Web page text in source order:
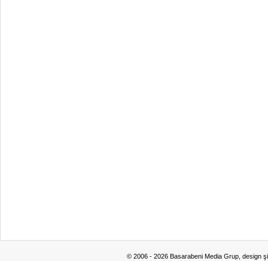
© 2006 - 2026 Basarabeni Media Grup, design